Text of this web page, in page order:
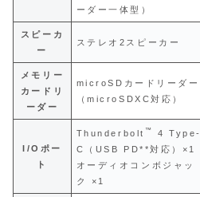
ーダー一体型）
スピーカ
ー
ステレオ2スピーカー
メモリー
カードリ
ーダー
microSDカードリーダー
（microSDXC対応）
I/Oポー
ト
Thunderbolt ™
4 Type-
C（USB PD**対応）×1
オーディオコンボジャッ
ク ×1